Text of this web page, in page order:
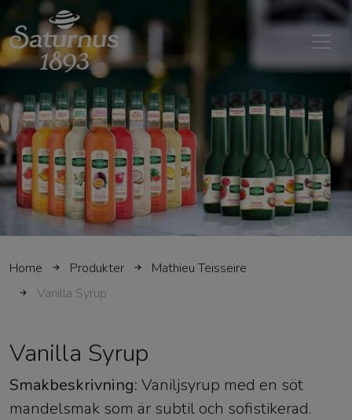
SKIP TO MAIN CONTENT
Home Produkter
Mathieu Teisseire
Vanilla Syrup
Vanilla Syrup
Smakbeskrivning: Vaniljsyrup med en söt
mandelsmak som är subtil och sofistikerad.